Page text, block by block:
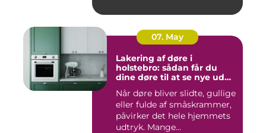
07. May
Lakering af døre i
holstebro: sådan får du
dine døre til at se nye ud
Når døre bliver slidte, gullige
eller fulde af småskrammer,
påvirker det hele hjemmets
udtryk. Mange...